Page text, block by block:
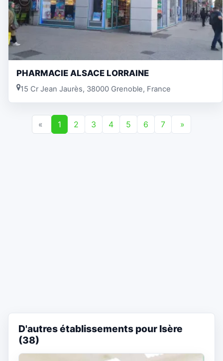
PHARMACIE ALSACE LORRAINE
15 Cr Jean Jaurès, 38000 Grenoble, France
« 1 2 3 4 5 6 7 »
D'autres établissements pour Isère
(38)